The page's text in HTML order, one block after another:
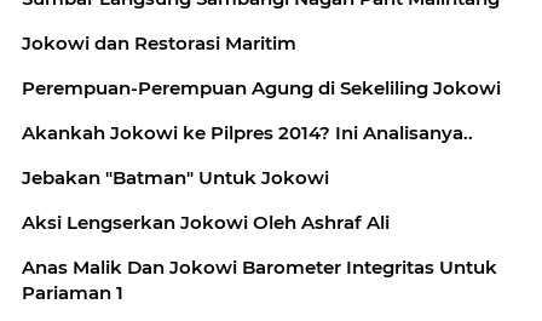
Jokowi dan Restorasi Maritim
Perempuan-Perempuan Agung di Sekeliling Jokowi
Akankah Jokowi ke Pilpres 2014? Ini Analisanya..
Jebakan "Batman" Untuk Jokowi
Aksi Lengserkan Jokowi Oleh Ashraf Ali
Anas Malik Dan Jokowi Barometer Integritas Untuk
Pariaman 1